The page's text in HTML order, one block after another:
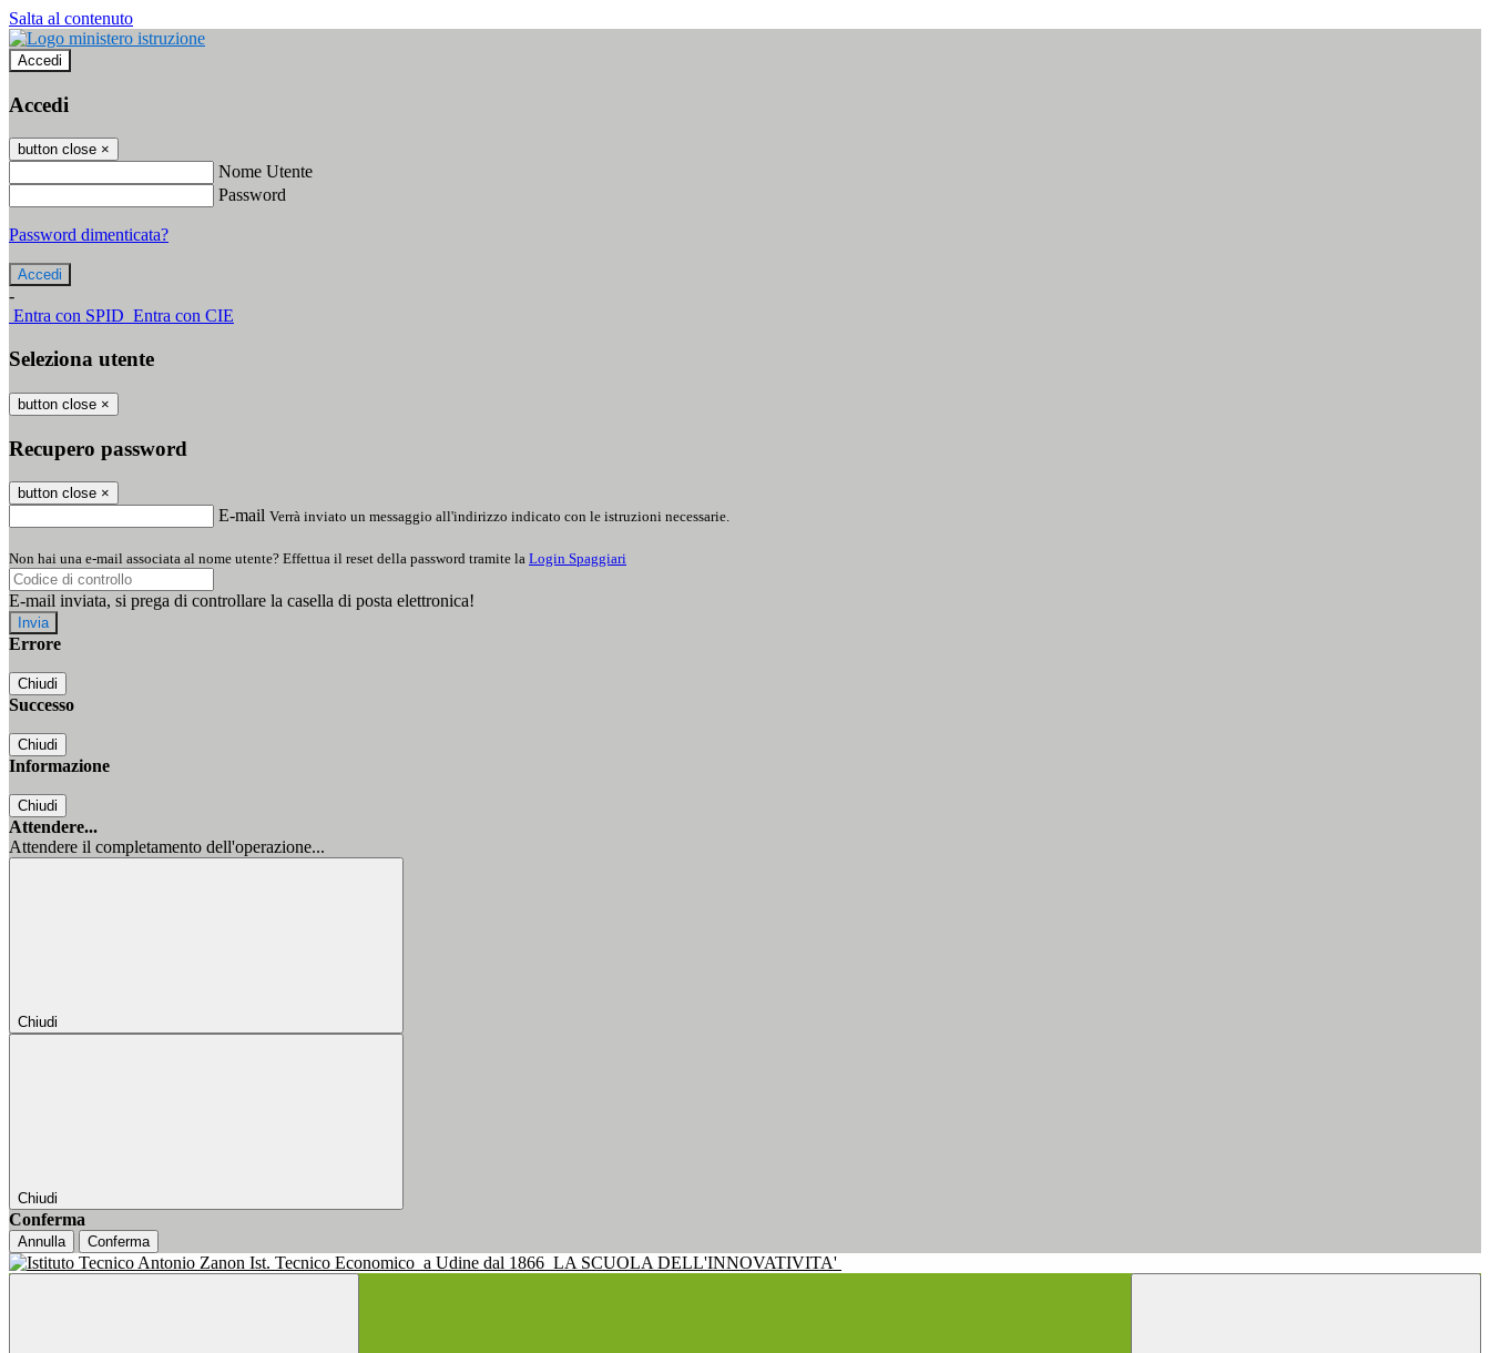
Salta al contenuto
Accedi
Accedi
button close ×
Nome Utente
Password
Password dimenticata?
-
Entra con SPID Entra con CIE
Seleziona utente
button close ×
Recupero password
button close ×
E-mail Verrà inviato un messaggio all'indirizzo indicato con le istruzioni necessarie.
Non hai una e-mail associata al nome utente? Effettua il reset della password tramite la Login Spaggiari
E-mail inviata, si prega di controllare la casella di posta elettronica!
Errore
Chiudi
Successo
Chiudi
Informazione
Chiudi
Attendere...
Attendere il completamento dell'operazione...
Chiudi
Chiudi
Conferma
Annulla Conferma
Ist. Tecnico Economico a Udine dal 1866 LA SCUOLA DELL'INNOVATIVITA'